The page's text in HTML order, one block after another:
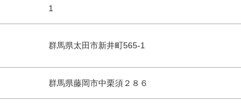
1
群馬県太田市新井町565-1
群馬県藤岡市中栗須２８６